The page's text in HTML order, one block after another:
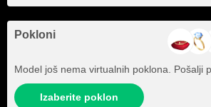
Pokloni
Model još nema virtualnih poklona. Pošalji
Izaberite poklon